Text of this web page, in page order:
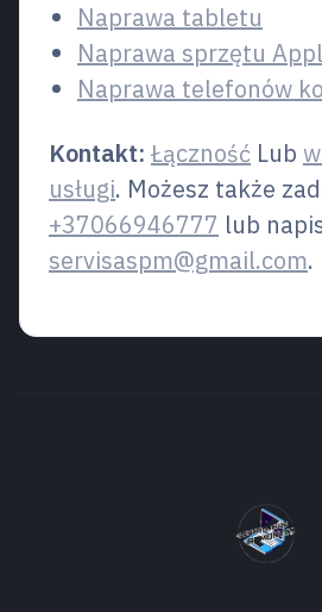
Naprawa tabletu
Naprawa sprzętu
Naprawa telefonów
Kontakt: Łączność Lub
usługi. Możesz także
+37066946777 lub
servisaspm@gmail.com.